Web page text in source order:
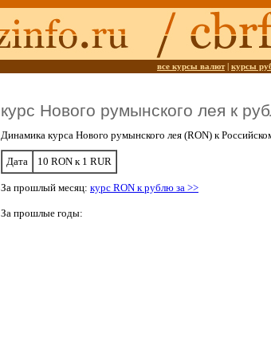
все курсы валют| курсы
курс Нового румынского лея к
Динамика курса Нового румынского лея (RON) к
Дата 10 RON к 1 RUR
За прошлый месяц: курс RON к рублю за >>
За прошлые годы: